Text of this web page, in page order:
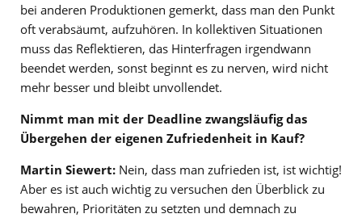
bei anderen Produktionen gemerkt, dass man den Punkt
oft verabsäumt, aufzuhören. In kollektiven Situationen
muss das Reflektieren, das Hinterfragen irgendwann
beendet werden, sonst beginnt es zu nerven, wird nicht
mehr besser und bleibt unvollendet.
Nimmt man mit der Deadline zwangsläufig das
Übergehen der eigenen Zufriedenheit in Kauf?
Martin Siewert: Nein, dass man zufrieden ist, ist wichtig!
Aber es ist auch wichtig zu versuchen den Überblick zu
bewahren, Prioritäten zu setzten und demnach zu